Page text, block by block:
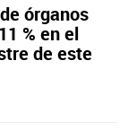
órganos
% en el
de este